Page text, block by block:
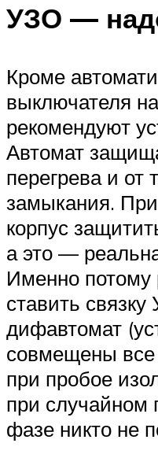
УЗО —
Кроме
выключателя
рекомендуют
Автомат
перегрева и от
замыкания.
корпус
а это —
Именно потому
ставить
дифавтомат
совмещены все
при пробое
при случайном
фазе никто не